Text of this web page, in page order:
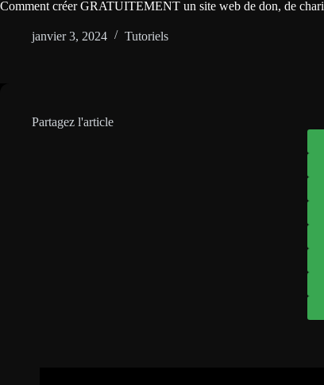
Comment créer GRATUITEMENT un site web de don, de
janvier 3, 2024 Tutoriels
Partagez l'article